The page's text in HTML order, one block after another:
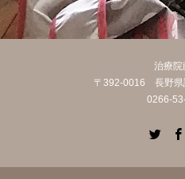
治療院
〒392-0016 長野県
0266-